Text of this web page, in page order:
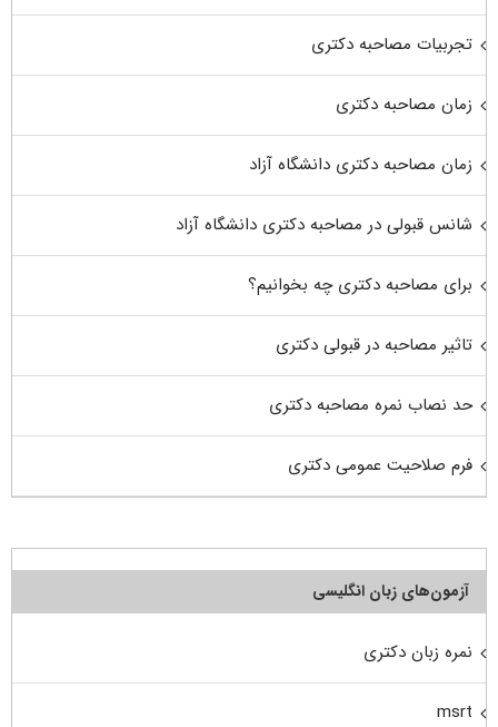
تجربیات مصاحبه دکتری
زمان مصاحبه دکتری
زمان مصاحبه دکتری دانشگاه آزاد
شانس قبولی در مصاحبه دکتری دانشگاه آزاد
برای مصاحبه دکتری چه بخوانیم؟
تاثیر مصاحبه در قبولی دکتری
حد نصاب نمره مصاحبه دکتری
فرم صلاحیت عمومی دکتری
آزمون‌های زبان انگلیسی
نمره زبان دکتری
msrt